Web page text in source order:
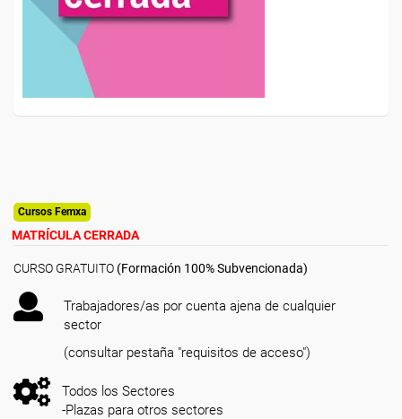
Cursos Femxa
MATRÍCULA CERRADA
CURSO GRATUITO (Formación 100% Subvencionada)
Trabajadores/as por cuenta ajena de cualquier
sector
(consultar pestaña "requisitos de acceso")
Todos los Sectores
-Plazas para otros sectores